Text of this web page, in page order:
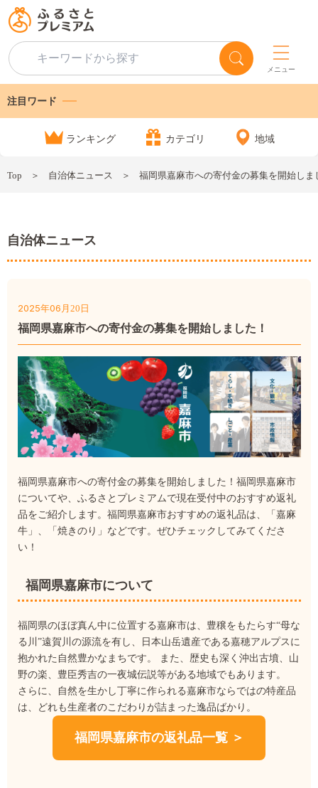
メニュー
注目ワード
ランキング カテゴリ 地域
Top 自治体ニュース 福岡県嘉麻市への寄付金の募集を開始しま
自治体ニュース
2025年06 月20 日
福岡県嘉麻市への寄付金の募集を開始しました！
福岡県嘉麻市への寄付金の募集を開始しました！福岡県嘉麻市
についてや、ふるさとプレミアムで現在受付中のおすすめ返礼
品をご紹介します。福岡県嘉麻市おすすめの返礼品は、「嘉麻
牛」、「焼きのり」などです。ぜひチェックしてみてくださ
い！
福岡県嘉麻市について
福岡県のほぼ真ん中に位置する嘉麻市は、豊穣をもたらす“母な
る川”遠賀川の源流を有し、日本山岳遺産である嘉穂アルプスに
抱かれた自然豊かなまちです。 また、歴史も深く沖出古墳、山
野の楽、豊臣秀吉の一夜城伝説等がある地域でもあります。
さらに、自然を生かし丁寧に作られる嘉麻市ならではの特産品
は、どれも生産者のこだわりが詰まった逸品ばかり。
福岡県嘉麻市の返礼品一覧 ＞